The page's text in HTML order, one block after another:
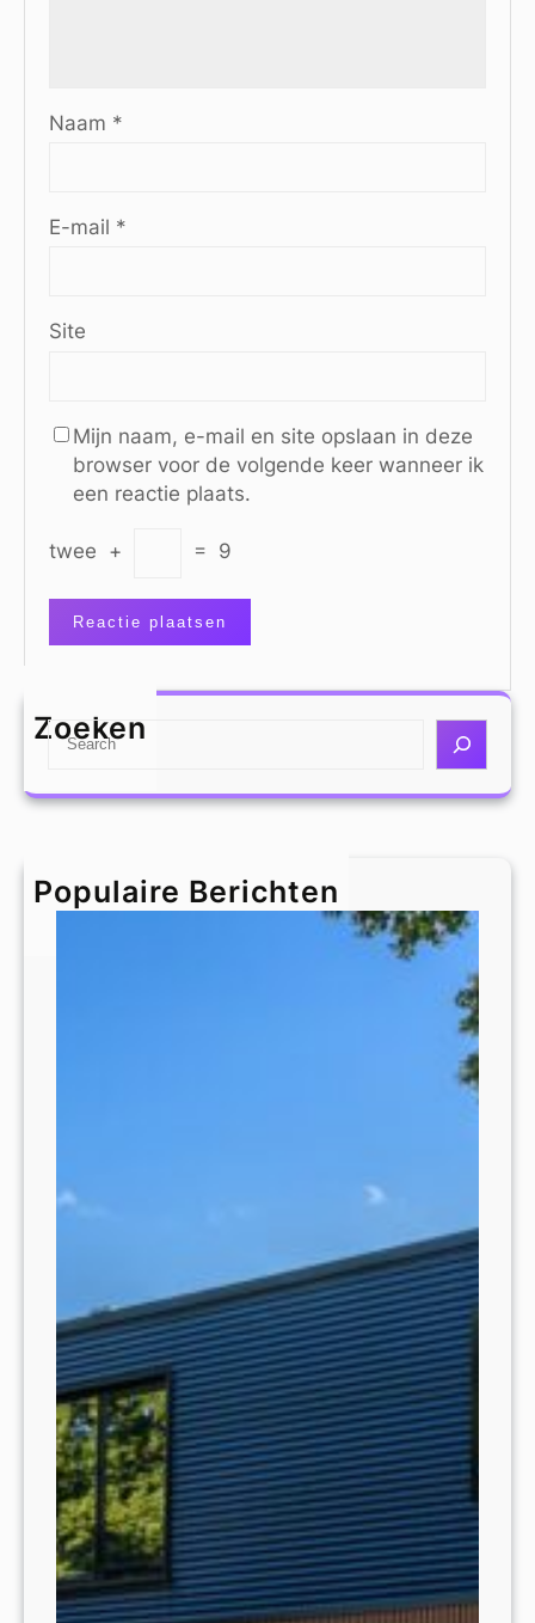
Naam *
E-mail *
Site
Mijn naam, e-mail en site opslaan in deze
browser voor de volgende keer wanneer ik
een reactie plaats.
twee + = 9
Zoeken
S
a
h
Populaire Berichten